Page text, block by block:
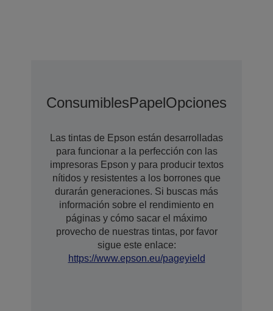
ConsumiblesPapelOpciones
Las tintas de Epson están desarrolladas
para funcionar a la perfección con las
impresoras Epson y para producir textos
nítidos y resistentes a los borrones que
durarán generaciones. Si buscas más
información sobre el rendimiento en
páginas y cómo sacar el máximo
provecho de nuestras tintas, por favor
sigue este enlace:
https://www.epson.eu/pageyield